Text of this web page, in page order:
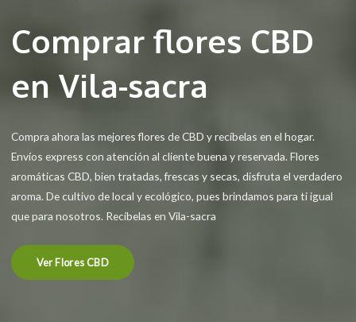
Comprar flores CBD
en Vila-sacra
Compra ahora las mejores flores de CBD y recíbelas en el hogar.
Envíos express con atención al cliente buena y reservada. Flores
aromáticas CBD, bien tratadas, frescas y secas, disfruta el verdadero
aroma. De cultivo de local y ecológico, pues brindamos para ti igual
que para nosotros. Recíbelas en Vila-sacra
Ver Flores CBD